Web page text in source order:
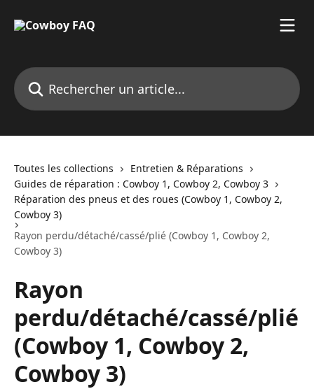
Rechercher un article...
Toutes les collections
Entretien & Réparations
Guides de réparation : Cowboy 1, Cowboy 2, Cowboy 3
Réparation des pneus et des roues (Cowboy 1, Cowboy 2,
Cowboy 3)
Rayon perdu/détaché/cassé/plié (Cowboy 1, Cowboy 2,
Cowboy 3)
Rayon
perdu/détaché/cassé/plié
(Cowboy 1, Cowboy 2,
Cowboy 3)